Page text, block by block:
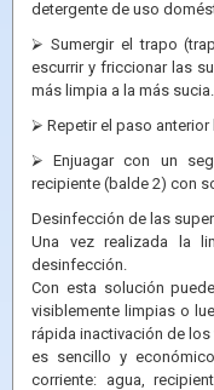
detergente de uso
⮚ Sumergir el trapo
escurrir y friccionar las
más limpia a la más sucia.
⮚ Repetir el paso
⮚ Enjuagar con un
recipiente (balde 2) con
Desinfección de las
Una vez realizada la
desinfección.
Con esta solución
visiblemente limpias o
rápida inactivación de
es sencillo y
corriente: agua,